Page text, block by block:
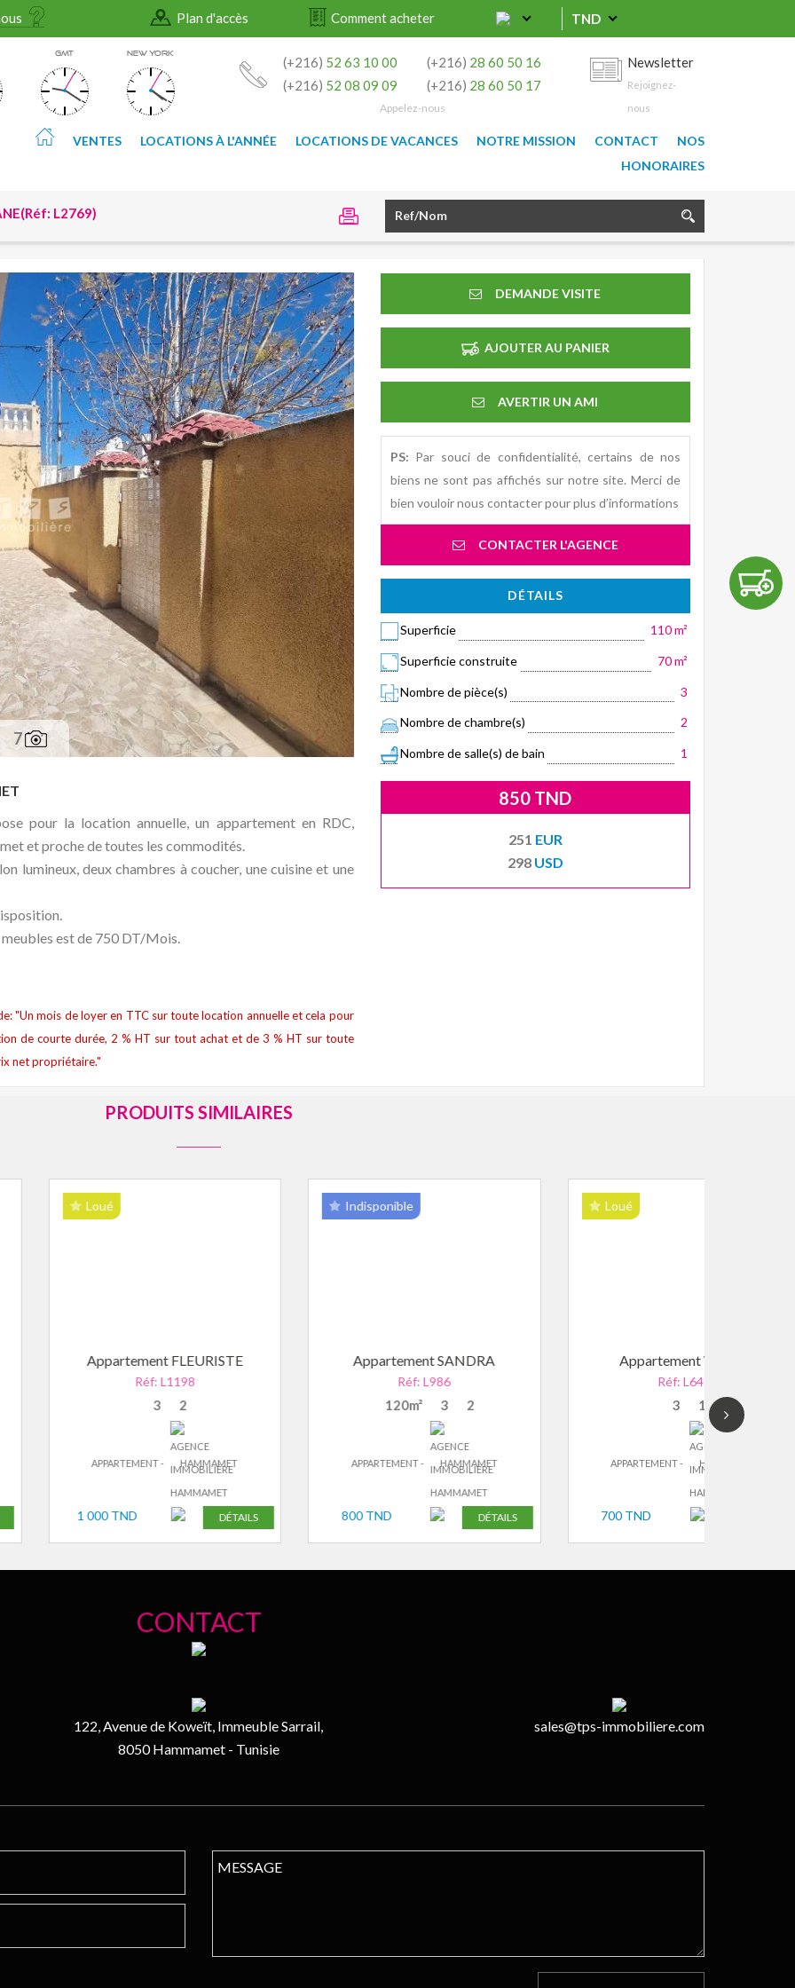
Plan d'accès Comment acheter TND
GMT NEW YORK
(+216) 52 63 10 00 (+216) 28 60 50 16
(+216) 52 08 09 09 (+216) 28 60 50 17
Appelez-nous
Newsletter
Rejoignez-
nous
VENTES LOCATIONS À L'ANNÉE LOCATIONS DE VACANCES NOTRE MISSION CONTACT
NOS
HONORAIRES
L2769)
7
pour la location annuelle, un appartement en RDC,
et proche de toutes les commodités.
lumineux, deux chambres à coucher, une cuisine et une
est de 750 DT/Mois.
"Un mois de loyer en TTC sur toute location annuelle et cela pour
de courte durée, 2 % HT sur tout achat et de 3 % HT sur toute
net propriétaire."
DEMANDE VISITE
AJOUTER AU PANIER
AVERTIR UN AMI
PS: Par souci de confidentialité, certains de nos
biens ne sont pas affichés sur notre site. Merci de
bien vouloir nous contacter pour plus d’informations
CONTACTER L'AGENCE
DÉTAILS
Superficie 110 m²
Superficie construite 70 m²
Nombre de pièce(s) 3
Nombre de chambre(s) 2
Nombre de salle(s) de bain 1
850 TND
251 EUR
298USD
PRODUITS SIMILAIRES
Appartement FLEURISTE
HAMMAMET
TND DÉTAILS
Appartement SANDRA
HAMMAMET
800 TND DÉTAILS
Appartement WAJIH
HAMMAMET
700 TND DÉTAILS
CONTACT
122, Avenue de Koweït, Immeuble Sarrail,
8050 Hammamet - Tunisie
sales@tps-immobiliere.com